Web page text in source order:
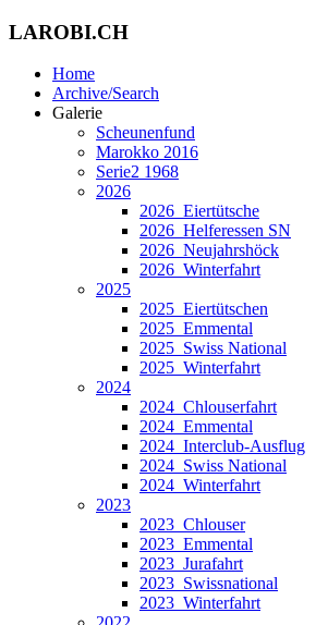
LAROBI.CH
Home
Archive/Search
Galerie
Scheunenfund
Marokko 2016
Serie2 1968
2026
2026_Eiertütsche
2026_Helferessen SN
2026_Neujahrshöck
2026_Winterfahrt
2025
2025_Eiertütschen
2025_Emmental
2025_Swiss National
2025_Winterfahrt
2024
2024_Chlouserfahrt
2024_Emmental
2024_Interclub-Ausflug
2024_Swiss National
2024_Winterfahrt
2023
2023_Chlouser
2023_Emmental
2023_Jurafahrt
2023_Swissnational
2023_Winterfahrt